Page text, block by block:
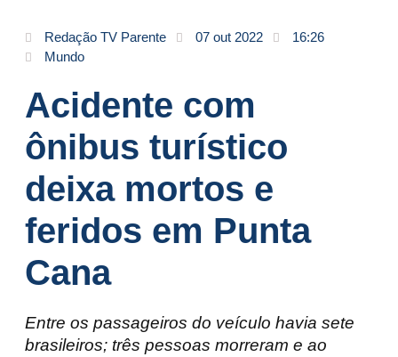
Redação TV Parente 07 out 2022
16:26
Mundo
Acidente com
ônibus turístico
deixa mortos e
feridos em Punta
Cana
Entre os passageiros do veículo havia sete
brasileiros; três pessoas morreram e ao